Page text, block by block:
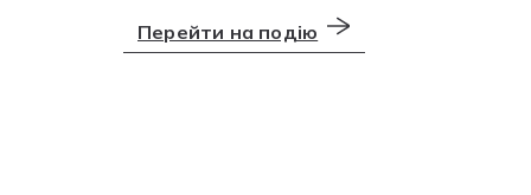
Перейти на подію